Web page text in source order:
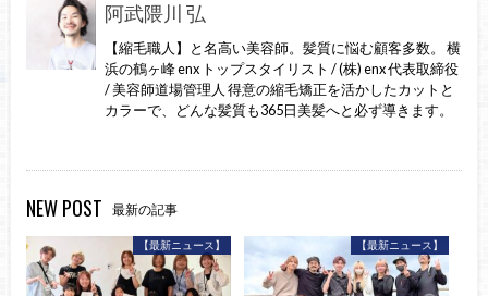
阿武隈川 弘
【縮毛職人】と名高い美容師。髪質に悩む顧客多数。 横
浜の鶴ヶ峰 enx トップスタイリスト / (株) enx 代表取締役
/ 美容師道場管理人 得意の縮毛矯正を活かしたカットと
カラーで、どんな髪質も365日美髪へと必ず導きます。
NEW POST 最新の記事
【最新ニュース】 【最新ニュース】